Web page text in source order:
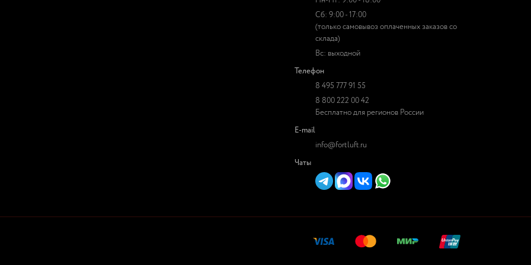
Сб: 9:00 - 17:00
(только самовывоз оплаченных заказов со
склада)
Вс: выходной
Телефон
8 495 777 91 55
8 800 222 00 42
Бесплатно для регионов России
E-mail
info@fortluft.ru
Чаты